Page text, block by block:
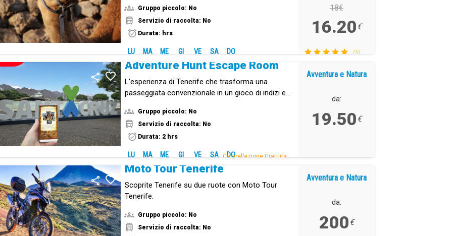
Canarie.Gruppo piccolo: No
Servizio di raccolta: No
Durata: hrs
LU MA ME GI VE SA DO
18€
16.20 €
(3)
Adventure Hunt Escape Room
L'esperienza di Tenerife che trasforma una
passeggiata convenzionale in un gioco di indizi e
Gruppo piccolo: No
Servizio di raccolta: No
Durata: 2 hrs
LU MA ME GI VE SA DO
Cancellazione Gratuita.
Avventura e Natura
da:
19.50 €
Moto Tour Tenerife
Scoprite Tenerife su due ruote con Moto Tour
Tenerife.
Gruppo piccolo: No
Servizio di raccolta: No
Avventura e Natura
da:
200 €